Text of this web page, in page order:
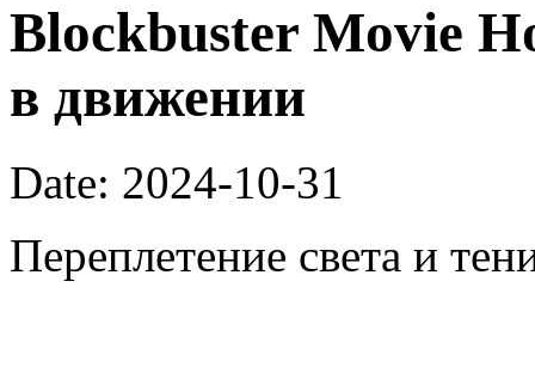
Blockbuster Movie
в движении
Date: 2024-10-31
Переплетение света и